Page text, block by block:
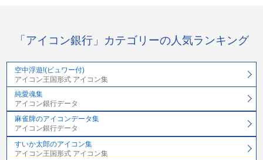
「アイコン銀行」カテゴリーの人気ランキング
空中浮遊!(ビュワー付)
アイコン王国形式 アイコン集
純愛魂集
アイコン銀行データ
麻雀牌のアイコンデータ集
アイコン銀行データ
すいか太郎のアイコン集
アイコン王国形式 アイコン集